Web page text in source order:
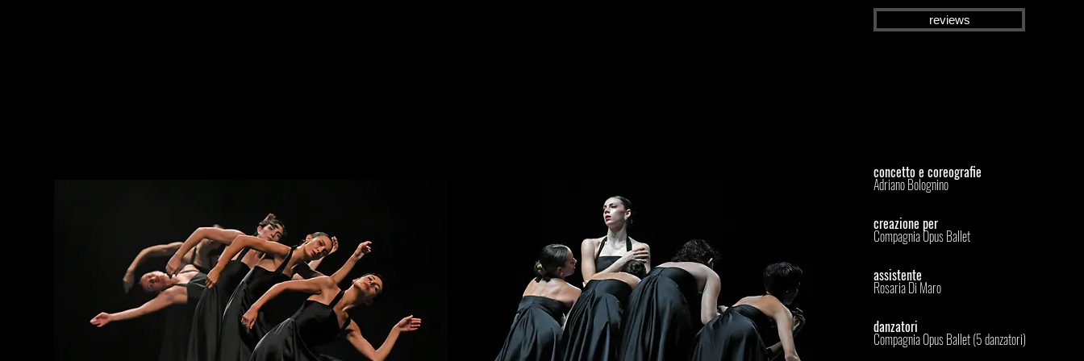
reviews
concetto e coreografie
Adriano Bolognino
creazione per
Compagnia Opus Ballet
assistente
Rosaria Di Maro
danzatori
Compagnia Opus Ballet (5 danzatori)